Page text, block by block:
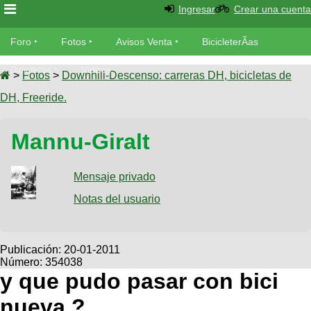
Foro
Foro
TÃ©cnica
Fotos
tu foto
Galeria
XC
Viajes
Descenso
Dirt
SUBÃ
tu
Buscar
Ultimos
Fotos
BicicleterÃ­
as
Bicicletas
Tandem
Videos
Cicloturismo
Ingresar Crear una cuenta
Foro Fotos Avisos Venta BicicleterÃ­as
Bicicletas Videos
> Fotos > Downhill-Descenso: carreras DH, bicicletas de
DH, Freeride.
Mannu-Giralt
Mensaje privado
Notas del usuario
Publicación: 20-01-2011
Número: 354038
y que pudo pasar con bici